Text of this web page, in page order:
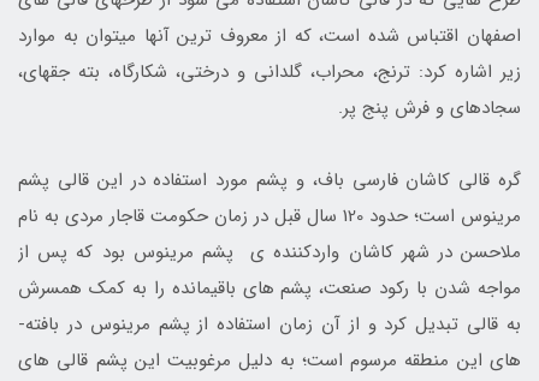
اصفهان اقتباس شده است، که از معروف­ ترین آنها می­توان به موارد
زیر اشاره کرد: ترنج، محراب، گلدانی و درختی، شکارگاه، بته جقه­ای،
سجاده­ای و فرش پنج­­ پر.
گره قالی کاشان فارسی ­باف، و پشم مورد استفاده در این قالی پشم
مرینوس است؛ حدود 120 سال قبل در زمان حکومت قاجار مردی به نام
ملا­حسن در شهر کاشان وارد­کننده ی پشم مرینوس بود که پس از
مواجه­ شدن با رکود صنعت، پشم ­های باقی­مانده را به کمک همسرش
به قالی تبدیل کرد و از آن زمان استفاده از پشم مرینوس در بافته­
های این منطقه مرسوم است؛ به دلیل مرغوبیت این پشم قالی ­های